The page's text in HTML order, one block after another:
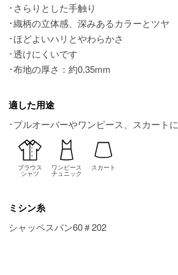
･さらりとした手触り
･織柄の立体感、深みあるカラーとツヤ
･ほどよいハリとやわらかさ
･透けにくいです
･布地の厚さ：約0.35mm
適した用途
･プルオーバーやワンピース、スカートに
ブラウス
シャツ
ワンピース
チュニック
スカート
ミシン糸
シャッペスパン60＃202